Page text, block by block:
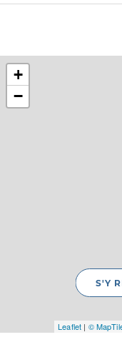
+
−
Leaflet | ©
S'Y